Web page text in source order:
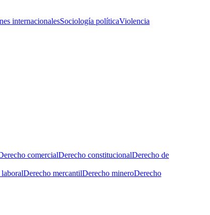
internacionalesSociología políticaViolencia
comercialDerecho constitucionalDerecho de
Derecho mercantilDerecho mineroDerecho